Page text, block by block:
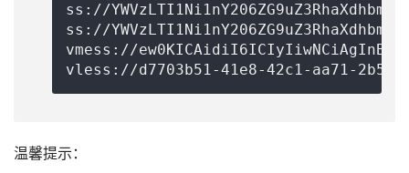
ss://
ss://
vmess://
vless://d7703b51-41e8-42c1-aa71-
温馨提示：